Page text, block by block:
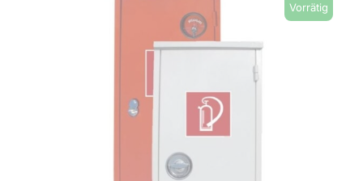
Vorrätig